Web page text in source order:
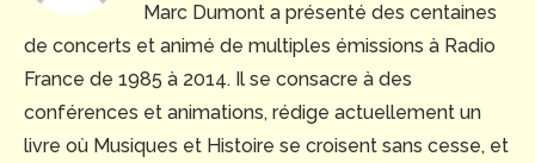
Marc Dumont a présenté des centaines
de concerts et animé de multiples émissions à Radio
France de 1985 à 2014. Il se consacre à des
conférences et animations, rédige actuellement un
livre où Musiques et Histoire se croisent sans cesse, et